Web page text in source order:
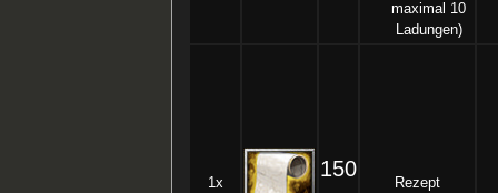
maximal 10
Ladungen)
1x
150
Rezept